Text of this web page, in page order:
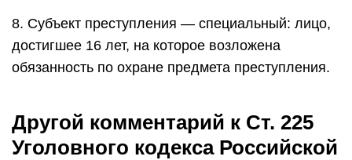
8. Субъект преступления — специальный: лицо,
достигшее 16 лет, на которое возложена
обязанность по охране предмета преступления.
Другой комментарий к Ст. 225
Уголовного кодекса Российской